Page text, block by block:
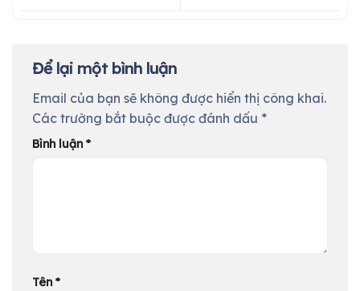
Để lại một bình luận
Email của bạn sẽ không được hiển thị công khai.
Các trường bắt buộc được đánh dấu *
Bình luận *
Tên *